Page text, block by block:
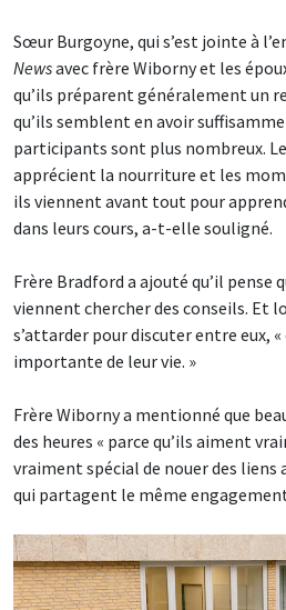
Sœur Burgoyne, qui s’est jointe à
Newsavec frère Wiborny et les
qu’ils préparent généralement un
qu’ils semblent en avoir
participants sont plus nombreux.
apprécient la nourriture et les
ils viennent avant tout pour
dans leurs cours, a-t-elle souligné.
Frère Bradford a ajouté qu’il pense
viennent chercher des conseils. Et
s’attarder pour discuter entre eux,
importante de leur vie. »
Frère Wiborny a mentionné que
des heures « parce qu’ils aiment
vraiment spécial de nouer des liens
qui partagent le même